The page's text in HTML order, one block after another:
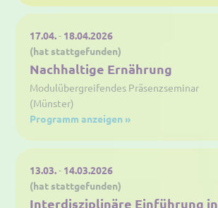
17.04.- 18.04.2026
(hat stattgefunden)
Nachhaltige Ernährung
Modulübergreifendes Präsenzseminar
(Münster)
Programm anzeigen »
13.03.- 14.03.2026
(hat stattgefunden)
Interdisziplinäre Einführung in